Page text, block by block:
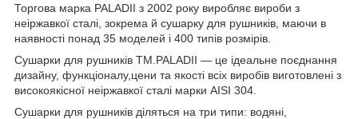
Торгова марка PALADII з 2002 року виробляє вироби з
неіржавкої сталі, зокрема й сушарку для рушників, маючи в
наявності понад 35 моделей і 400 типів розмірів.
Сушарки для рушників TM.PALADII — це ідеальне поєднання
дизайну, функціоналу,цени та якості всіх виробів виготовлені з
високоякісної неіржавкої сталі марки AISI 304.
Сушарки для рушників діляться на три типи: водяні,